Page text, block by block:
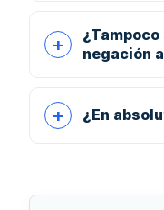
negación
¿En